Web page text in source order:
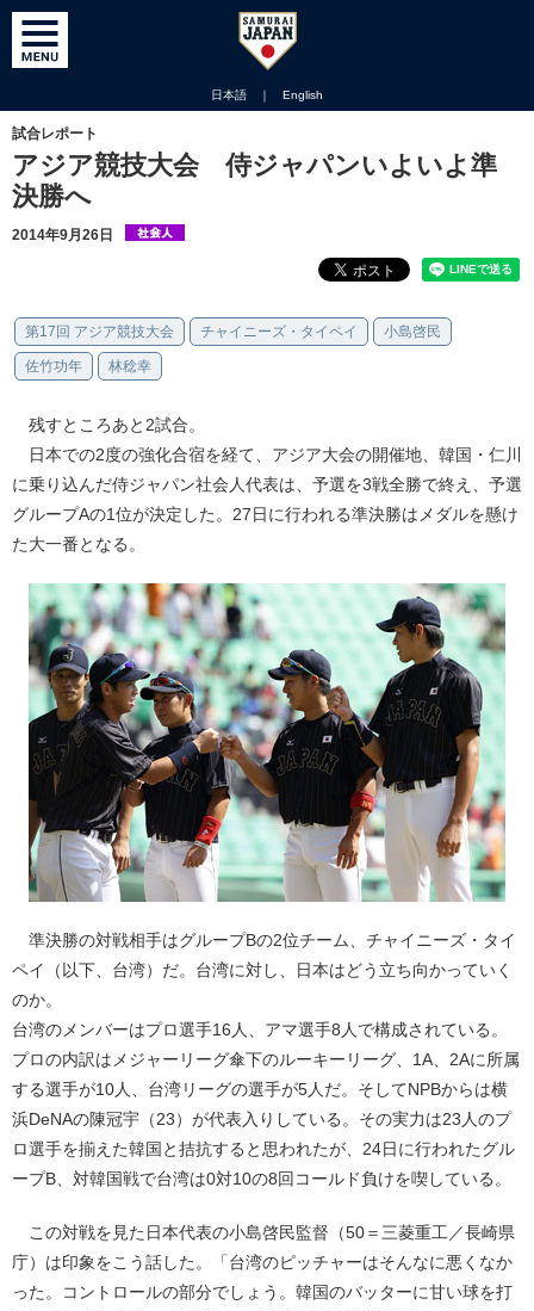
日本語 ｜ English
試合レポート
アジア競技大会 侍ジャパンいよいよ準
決勝へ
2014年9月26日
第17回 アジア競技大会 チャイニーズ・タイペイ 小島啓民
佐竹功年 林稔幸
残すところあと2試合。
日本での2度の強化合宿を経て、アジア大会の開催地、韓国・仁川
に乗り込んだ侍ジャパン社会人代表は、予選を3戦全勝で終え、予選
グループAの1位が決定した。27日に行われる準決勝はメダルを懸け
た大一番となる。
準決勝の対戦相手はグループBの2位チーム、チャイニーズ・タイ
ペイ（以下、台湾）だ。台湾に対し、日本はどう立ち向かっていく
のか。
台湾のメンバーはプロ選手16人、アマ選手8人で構成されている。
プロの内訳はメジャーリーグ傘下のルーキーリーグ、1A、2Aに所属
する選手が10人、台湾リーグの選手が5人だ。そしてNPBからは横
浜DeNAの陳冠宇（23）が代表入りしている。その実力は23人のプ
ロ選手を揃えた韓国と拮抗すると思われたが、24日に行われたグル
ープB、対韓国戦で台湾は0対10の8回コールド負けを喫している。
この対戦を見た日本代表の小島啓民監督（50＝三菱重工／長崎県
庁）は印象をこう話した。「台湾のピッチャーはそんなに悪くなか
った。コントロールの部分でしょう。韓国のバッターに甘い球を打